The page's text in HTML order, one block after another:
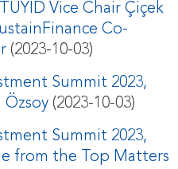
Vice Chair Çiçek
Co-
(2023-10-03)
Summit 2023,
Özsoy (2023-10-03)
Summit 2023,
from the Top Matters